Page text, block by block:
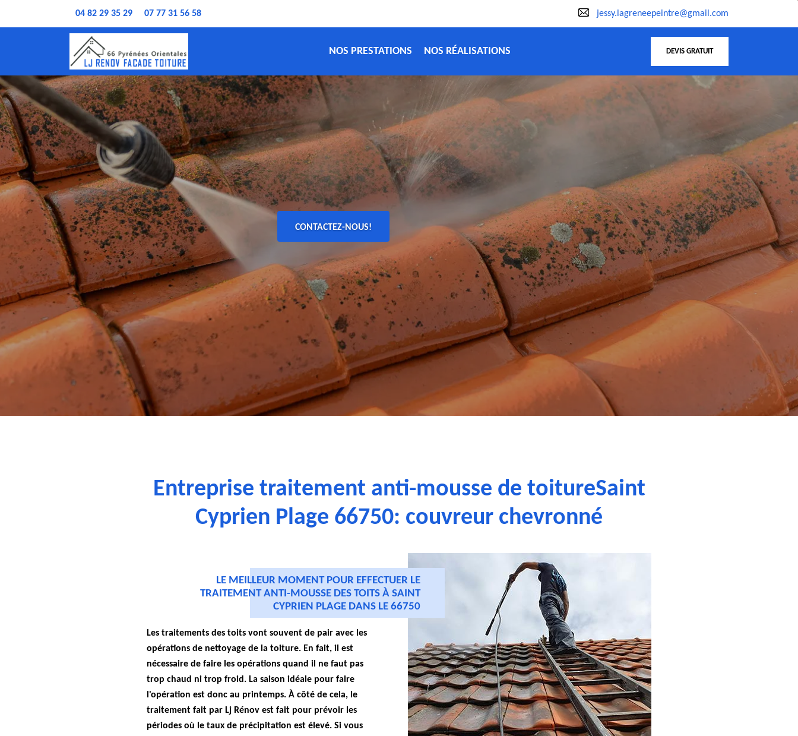
04 82 29 35 29 07 77 31 56 58 jessy.lagreneepeintre@gmail.com
NOS PRESTATIONS NOS RÉALISATIONS DEVIS GRATUIT
CONTACTEZ-NOUS!
Entreprise traitement anti-mousse de toitureSaint
Cyprien Plage 66750: couvreur chevronné
LE MEILLEUR MOMENT POUR EFFECTUER LE
TRAITEMENT ANTI-MOUSSE DES TOITS À SAINT
CYPRIEN PLAGE DANS LE 66750
Les traitements des toits vont souvent de pair avec les
opérations de nettoyage de la toiture. En fait, il est
nécessaire de faire les opérations quand il ne faut pas
trop chaud ni trop froid. La saison idéale pour faire
l'opération est donc au printemps. À côté de cela, le
traitement fait par Lj Rénov est fait pour prévoir les
périodes où le taux de précipitation est élevé. Si vous